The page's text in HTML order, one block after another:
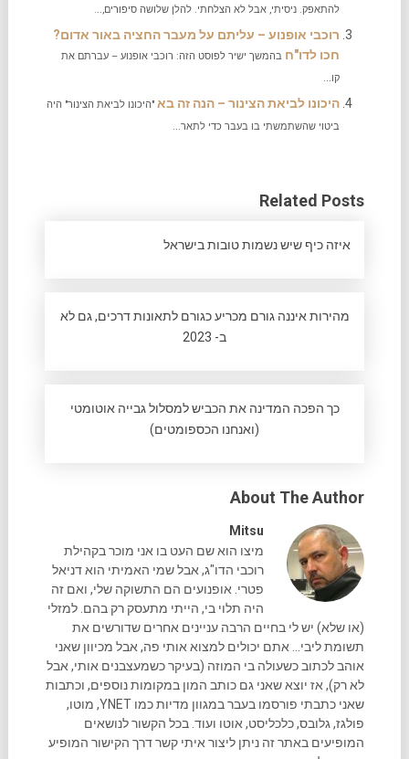
להתאפק. ניסיתי, אבל לא הצלחתי. להלן שלושה סיפורים,...
רוכבי אופנוע – עליתם על מעבר החציה באור אדום?
חכו לדו"ח בהמשך ישיר לפוסט הזה: רוכבי אופנוע – עברתם את
קו...
היכונו לביאת הצינור – הנה זה בא "היכונו לביאת הצינור" היה
ביטוי שהשתמשתי בו בעבר כדי לתאר...
Related Posts
איזה כיף שיש נשמות טובות בישראל
מהירות איננה גורם מכריע כגורם לתאונות דרכים, גם לא
ב- 2023
כך הפכה המדינה את הכביש למסלול גבייה אוטומטי
(ואנחנו הכספומטים)
About The Author
Mitsu
מיצו הוא שם העט בו אני מוכר בקהילת
רוכבי הדו"ג, אבל שמי האמיתי הוא דניאל
פטרי. אופנועים הם התשוקה שלי, ואם זה
היה תלוי בי, הייתי מתעסק רק בהם. למזלי
(או שלא) יש לי בחיים הרבה עניינים אחרים שדורשים את
תשומת ליבי... אתם יכולים למצוא אותי פה, אבל מכיוון שאני
אוהב לכתוב כשעולה בי המוזה (בעיקר כשמעצבנים אותי, אבל
לא רק), אז יוצא שאני גם כותב המון במקומות נוספים, וכתבות
שאני כתבתי פורסמו בעבר במגוון מדיות כמו YNET, מוטו,
פולגז, גלובס, כלכליסט, אוטו ועוד. בכל הקשור לנושאים
המופיעים באתר זה ניתן ליצור איתי קשר דרך הקישור המופיע